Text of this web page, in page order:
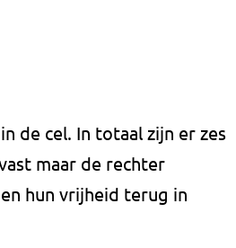
de cel. In totaal zijn er zes
maar de rechter
hun vrijheid terug in